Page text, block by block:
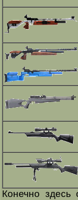
Конечно